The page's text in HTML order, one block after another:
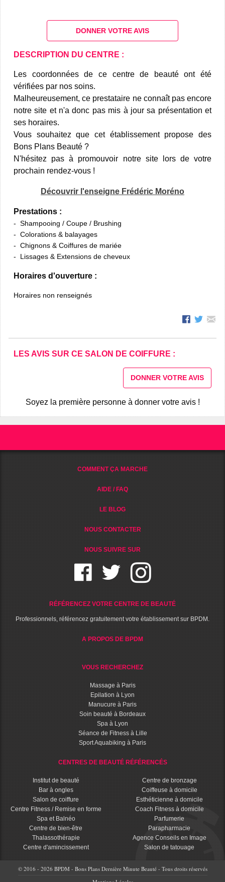
DONNER VOTRE AVIS
DESCRIPTION DU CENTRE :
Les coordonnées de ce centre de beauté ont été
vérifiées par nos soins.
Malheureusement, ce prestataire ne connaît pas encore
notre site et n'a donc pas mis à jour sa présentation et
ses horaires.
Vous souhaitez que cet établissement propose des
Bons Plans Beauté ?
N'hésitez pas à promouvoir notre site lors de votre
prochain rendez-vous !
Découvrir l'enseigne Frédéric Moréno
Prestations :
Shampooing / Coupe / Brushing
Colorations & balayages
Chignons & Coiffures de mariée
Lissages & Extensions de cheveux
Horaires d'ouverture :
Horaires non renseignés
LES AVIS SUR CE SALON DE COIFFURE :
DONNER VOTRE AVIS
Soyez la première personne à donner votre avis !
COMMENT ÇA MARCHE
AIDE / FAQ
LE BLOG
NOUS CONTACTER
NOUS SUIVRE SUR
RÉFÉRENCEZ VOTRE CENTRE DE BEAUTÉ
Professionnels, référencez gratuitement votre établissement sur BPDM.
A PROPOS DE BPDM
VOUS RECHERCHEZ
Massage à Paris
Epilation à Lyon
Manucure à Paris
Soin beauté à Bordeaux
Spa à Lyon
Séance de Fitness à Lille
Sport Aquabiking à Paris
CENTRES DE BEAUTÉ RÉFÉRENCÉS
Institut de beauté
Bar à ongles
Salon de coiffure
Centre Fitness / Remise en forme
Spa et Balnéo
Centre de bien-être
Thalassothérapie
Centre d'amincissement
Centre de bronzage
Coiffeuse à domicile
Esthéticienne à domicile
Coach Fitness à domicile
Parfumerie
Parapharmacie
Agence Conseils en Image
Salon de tatouage
© 2016 - 2026 BPDM - Bons Plans Dernière Minute Beauté - Tous droits réservés